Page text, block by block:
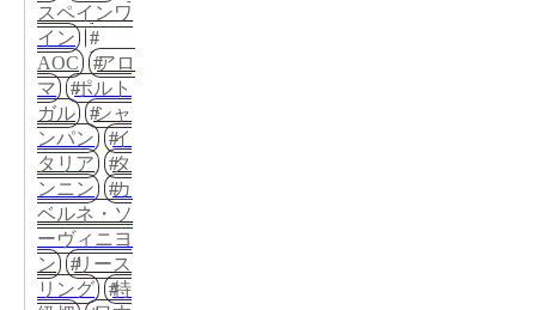
スペインワ
イン
AOC
アロ
マ
ポルト
ガル
シャ
ンパン
イ
タリア
タ
ンニン
カ
ベルネ・ソ
ーヴィニヨ
ン
リース
リング
特